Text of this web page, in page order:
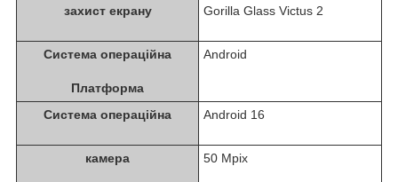
захист екрану Gorilla Glass Victus 2
Система операційна
Платформа
Android
Система операційна Android 16
камера 50 Mpix